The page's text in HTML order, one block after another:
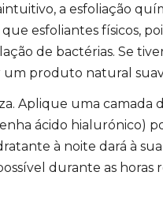
a esfoliação
esfoliantes físicos,
de bactérias. Se
produto natural
Aplique uma
ácido hialurónico)
à noite dará à
durante as horas